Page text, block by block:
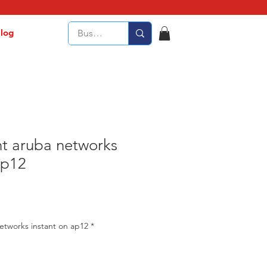
aruba networks
instant on ap12 *